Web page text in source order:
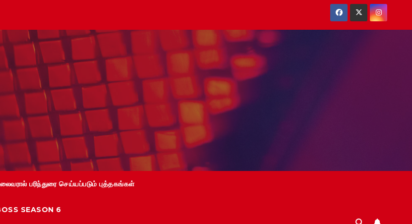
பரிந்துரை செய்யப்படும் புத்தகங்கள்
SEASON 6